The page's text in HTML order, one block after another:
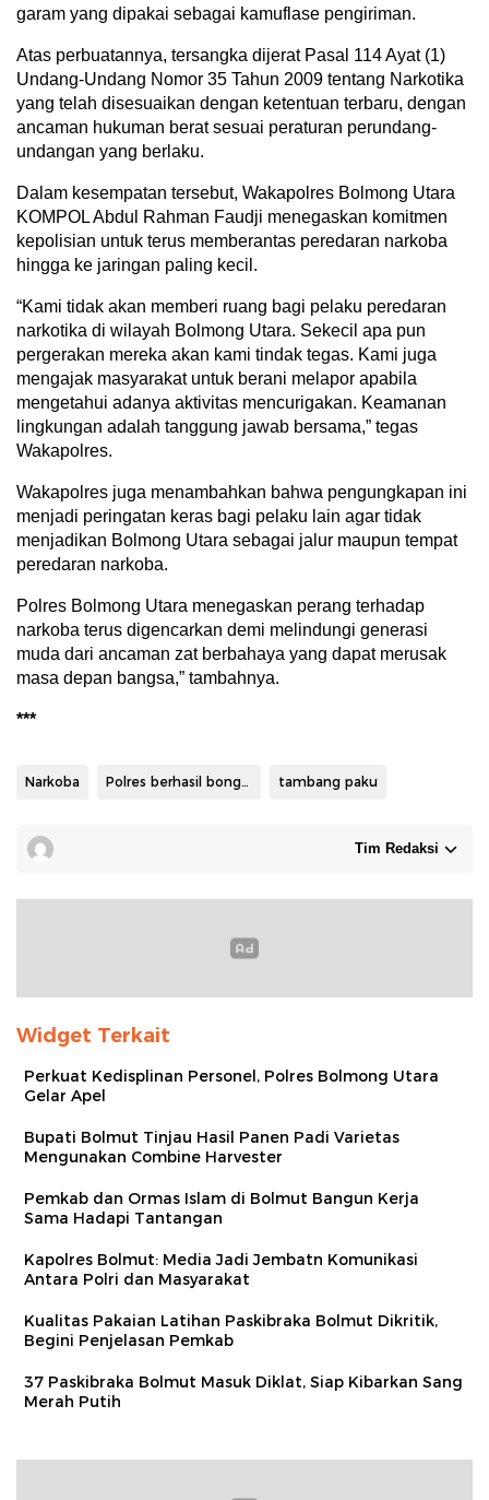
garam yang dipakai sebagai kamuflase pengiriman.
Atas perbuatannya, tersangka dijerat Pasal 114 Ayat (1)
Undang-Undang Nomor 35 Tahun 2009 tentang Narkotika
yang telah disesuaikan dengan ketentuan terbaru, dengan
ancaman hukuman berat sesuai peraturan perundang-
undangan yang berlaku.
Dalam kesempatan tersebut, Wakapolres Bolmong Utara
KOMPOL Abdul Rahman Faudji menegaskan komitmen
kepolisian untuk terus memberantas peredaran narkoba
hingga ke jaringan paling kecil.
“Kami tidak akan memberi ruang bagi pelaku peredaran
narkotika di wilayah Bolmong Utara. Sekecil apa pun
pergerakan mereka akan kami tindak tegas. Kami juga
mengajak masyarakat untuk berani melapor apabila
mengetahui adanya aktivitas mencurigakan. Keamanan
lingkungan adalah tanggung jawab bersama,” tegas
Wakapolres.
Wakapolres juga menambahkan bahwa pengungkapan ini
menjadi peringatan keras bagi pelaku lain agar tidak
menjadikan Bolmong Utara sebagai jalur maupun tempat
peredaran narkoba.
Polres Bolmong Utara menegaskan perang terhadap
narkoba terus digencarkan demi melindungi generasi
muda dari ancaman zat berbahaya yang dapat merusak
masa depan bangsa,” tambahnya.
***
Narkoba Polres berhasil bongkar peredaran sabu tambang paku
Tim Redaksi
Widget Terkait
Perkuat Kedisplinan Personel, Polres Bolmong Utara
Gelar Apel
Bupati Bolmut Tinjau Hasil Panen Padi Varietas
Mengunakan Combine Harvester
Pemkab dan Ormas Islam di Bolmut Bangun Kerja
Sama Hadapi Tantangan
Kapolres Bolmut: Media Jadi Jembatn Komunikasi
Antara Polri dan Masyarakat
Kualitas Pakaian Latihan Paskibraka Bolmut Dikritik,
Begini Penjelasan Pemkab
37 Paskibraka Bolmut Masuk Diklat, Siap Kibarkan Sang
Merah Putih